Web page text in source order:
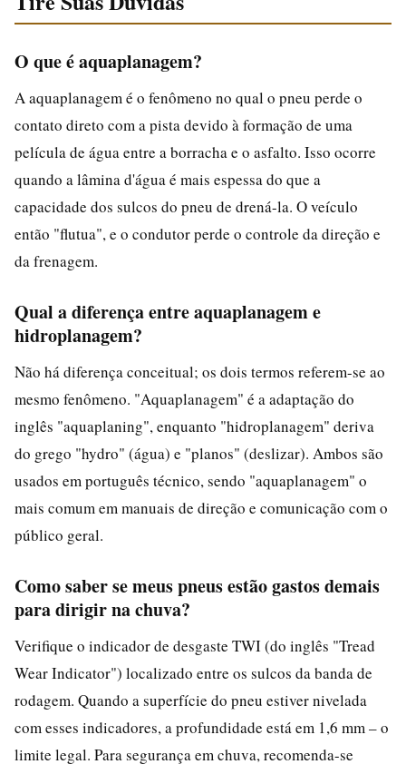
O que é aquaplanagem?
A aquaplanagem é o fenômeno no qual o pneu perde o
contato direto com a pista devido à formação de uma
película de água entre a borracha e o asfalto. Isso ocorre
quando a lâmina d'água é mais espessa do que a
capacidade dos sulcos do pneu de drená-la. O veículo
então "flutua", e o condutor perde o controle da direção e
da frenagem.
Qual a diferença entre aquaplanagem e
hidroplanagem?
Não há diferença conceitual; os dois termos referem-se ao
mesmo fenômeno. "Aquaplanagem" é a adaptação do
inglês "aquaplaning", enquanto "hidroplanagem" deriva
do grego "hydro" (água) e "planos" (deslizar). Ambos são
usados em português técnico, sendo "aquaplanagem" o
mais comum em manuais de direção e comunicação com o
público geral.
Como saber se meus pneus estão gastos demais
para dirigir na chuva?
Verifique o indicador de desgaste TWI (do inglês "Tread
Wear Indicator") localizado entre os sulcos da banda de
rodagem. Quando a superfície do pneu estiver nivelada
com esses indicadores, a profundidade está em 1,6 mm – o
limite legal. Para segurança em chuva, recomenda-se